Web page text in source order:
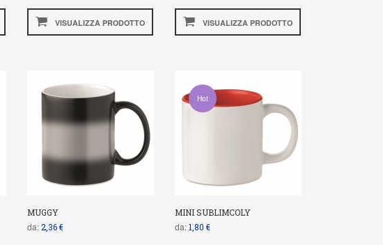
VISUALIZZA PRODOTTO VISUALIZZA PRODOTTO
MUGGY
da:2,36 €
Hot
MINI SUBLIMCOLY
da:1,80 €